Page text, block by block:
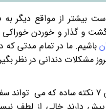
بیشتر از مواقع دیگر
و گذار و خوردن
باشیم. ما در تمام مدتی که
مشکلات دندانی در نظر
دکتر دندان در این مقاله به بررسی 7